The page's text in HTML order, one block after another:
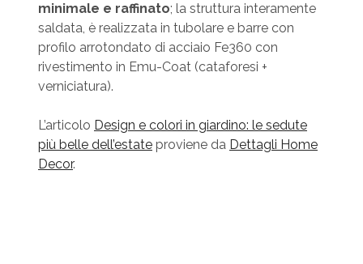
minimale e raffinato; la struttura interamente
saldata, è realizzata in tubolare e barre con
profilo arrotondato di acciaio Fe360 con
rivestimento in Emu-Coat (cataforesi +
verniciatura).
L’articolo Design e colori in giardino: le sedute
più belle dell’estateproviene da Dettagli Home
Decor.